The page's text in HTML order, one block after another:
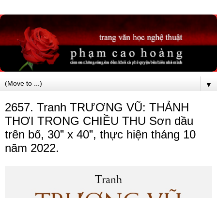
▼
2657. Tranh TRƯƠNG VŨ: THẢNH
THƠI TRONG CHIỀU THU Sơn dầu
trên bố, 30” x 40”, thực hiện tháng 10
năm 2022.